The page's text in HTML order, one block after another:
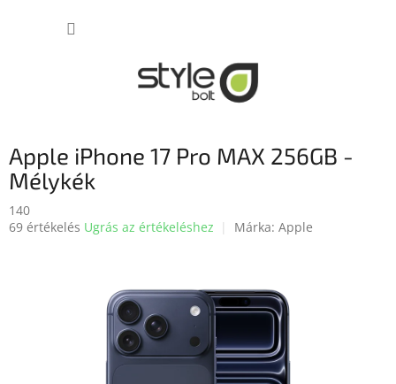
Apple iPhone 17 Pro MAX 256GB -
Mélykék
140
A
69 értékelés Ugrás az értékeléshez Márka: Apple